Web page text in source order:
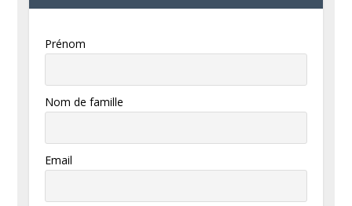
Prénom
Nom de famille
Email